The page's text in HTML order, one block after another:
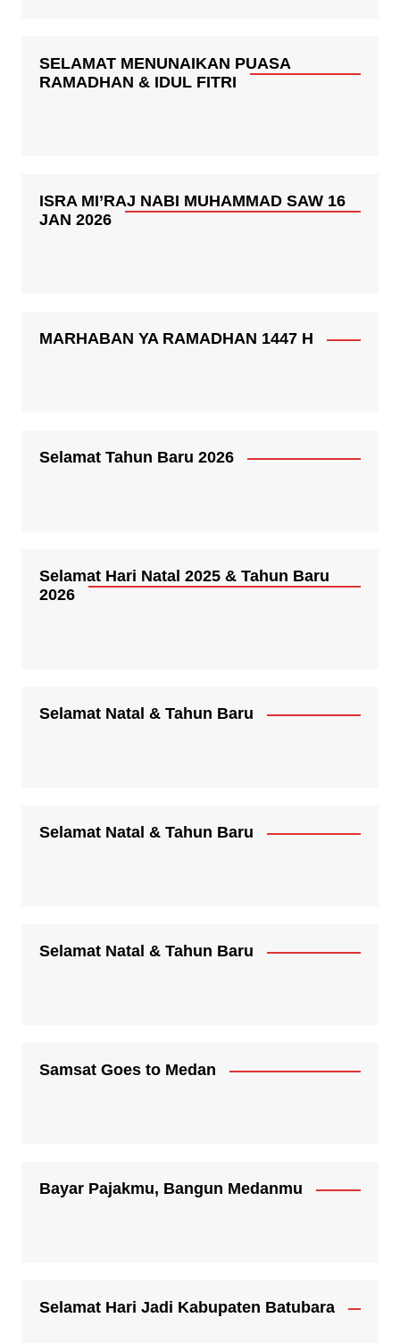
SELAMAT MENUNAIKAN PUASA
RAMADHAN & IDUL FITRI
ISRA MI’RAJ NABI MUHAMMAD SAW 16
JAN 2026
MARHABAN YA RAMADHAN 1447 H
Selamat Tahun Baru 2026
Selamat Hari Natal 2025 & Tahun Baru
2026
Selamat Natal & Tahun Baru
Selamat Natal & Tahun Baru
Selamat Natal & Tahun Baru
Samsat Goes to Medan
Bayar Pajakmu, Bangun Medanmu
Selamat Hari Jadi Kabupaten Batubara